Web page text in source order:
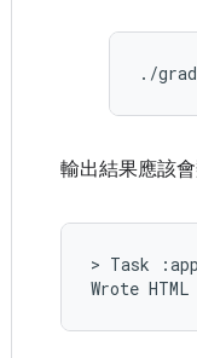
輸出結果應該
> Task